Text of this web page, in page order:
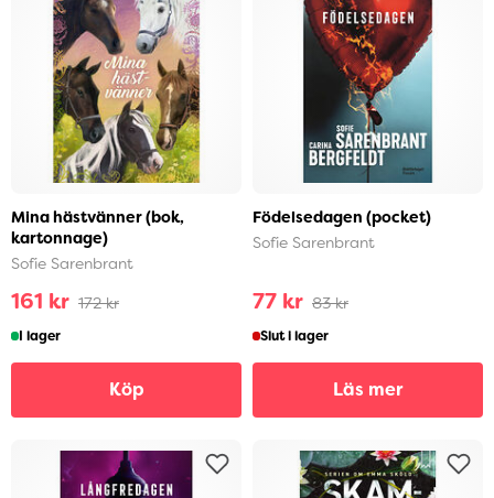
Mina hästvänner (bok,
kartonnage)
Sofie Sarenbrant
161 kr 172 kr
I lager
Köp
Födelsedagen (pocket)
Sofie Sarenbrant
77 kr 83 kr
Slut i lager
Läs mer